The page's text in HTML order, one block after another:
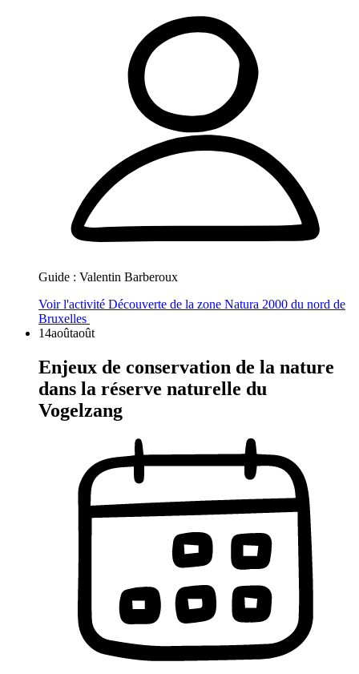
Guide : Valentin Barberoux
Voir l'activité Découverte de la zone Natura 2000 du nord de
Bruxelles
14aoûtaoût
Enjeux de conservation de la nature
dans la réserve naturelle du
Vogelzang